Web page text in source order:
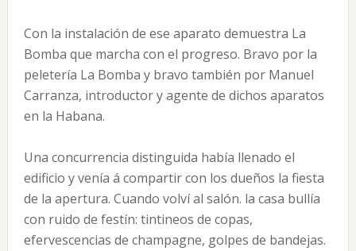
Con la instalación de ese aparato demuestra La
Bomba que marcha con el progreso. Bravo por la
peletería La Bomba y bravo también por Manuel
Carranza, introductor y agente de dichos aparatos
en la Habana.
Una concurrencia distinguida había llenado el
edificio y venía á compartir con los dueños la fiesta
de la apertura. Cuando volví al salón. la casa bullía
con ruido de festín: tintineos de copas,
efervescencias de champagne, golpes de bandejas.